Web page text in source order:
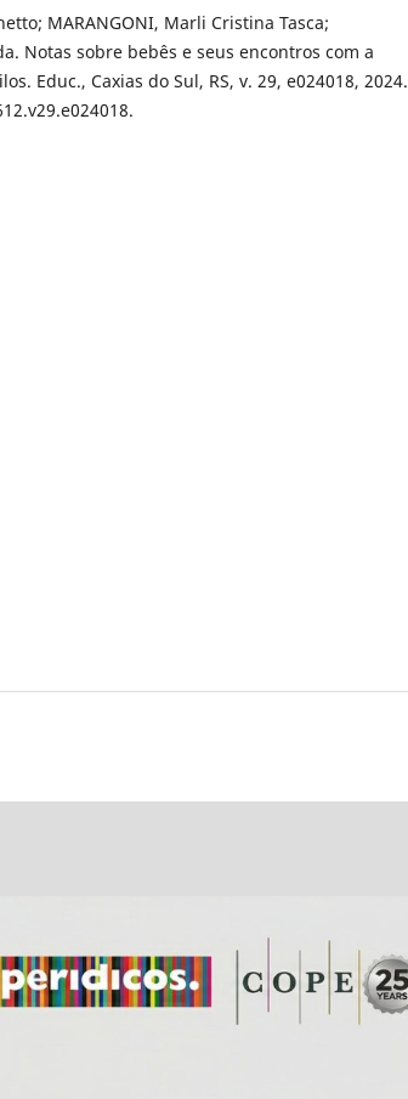
MARANGONI, Marli Cristina Tasca;
Notas sobre bebês e seus encontros com a
Educ., Caxias do Sul, RS, v. 29, e024018, 2024.